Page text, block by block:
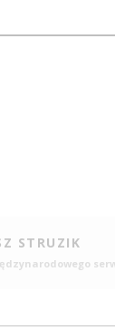
STRUZIK